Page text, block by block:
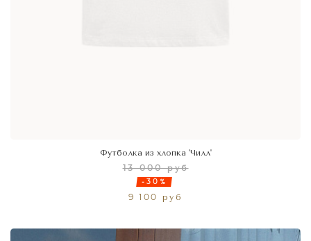
Футболка из хлопка 'Чилл'
13 000 руб
-30%
9 100 руб